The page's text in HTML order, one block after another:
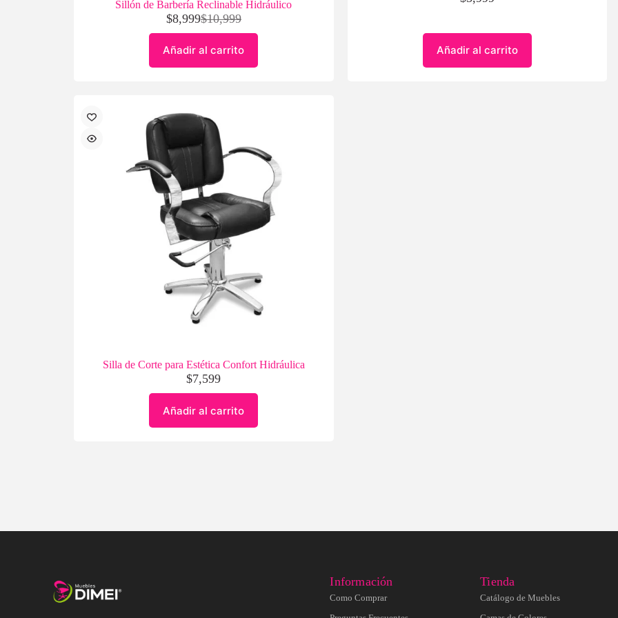
Sillón de Barbería Reclinable Hidráulico
$10,999
$8,999
Añadir al carrito Añadir al carrito
Silla de Corte para Estética Confort Hidráulica
$7,599
Añadir al carrito
Información
Como Comprar
Tienda
Catálogo de Muebles